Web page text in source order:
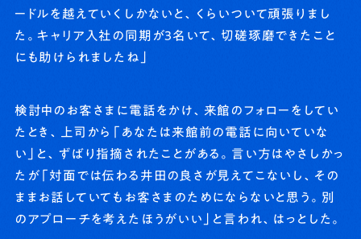
ードルを越えていくしかないと、くらいついて頑張りまし
た。キャリア入社の同期が3名いて、切磋琢磨できたこと
にも助けられましたね」
検討中のお客さまに電話をかけ、来館のフォローをしてい
たとき、上司から「あなたは来館前の電話に向いていな
い」と、ずばり指摘されたことがある。言い方はやさしかっ
たが「対面では伝わる井田の良さが見えてこないし、その
ままお話していてもお客さまのためにならないと思う。別
のアプローチを考えたほうがいい」と言われ、はっとした。